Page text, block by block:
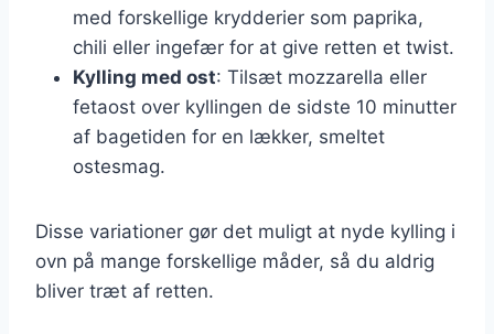
med forskellige krydderier som paprika,
chili eller ingefær for at give retten et twist.
Kylling med ost: Tilsæt mozzarella eller
fetaost over kyllingen de sidste 10 minutter
af bagetiden for en lækker, smeltet
ostesmag.
Disse variationer gør det muligt at nyde kylling i
ovn på mange forskellige måder, så du aldrig
bliver træt af retten.